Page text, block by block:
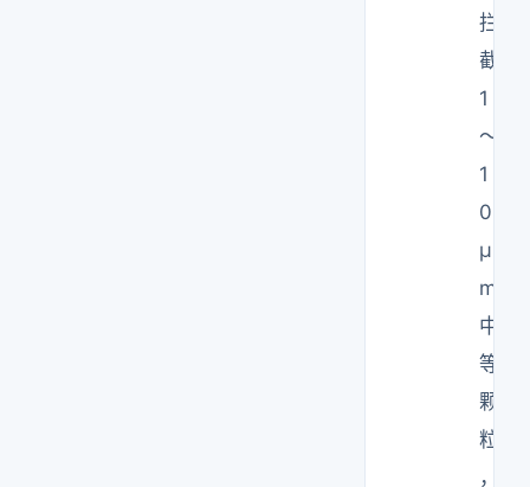
拦
截
1
～
1
0
μ
m
中
等
颗
粒
，